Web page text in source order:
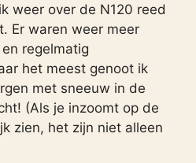
weer over de N120 reed
Er waren weer meer
regelmatig
het meest genoot ik
met sneeuw in de
(Als je inzoomt op de
zien, het zijn niet alleen